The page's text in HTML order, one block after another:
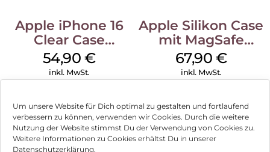
Um unsere Website für Dich optimal zu gestalten und fortlaufend
verbessern zu können, verwenden wir Cookies. Durch die weitere
Nutzung der Website stimmst Du der Verwendung von Cookies zu.
Weitere Informationen zu Cookies erhältst Du in unserer
Datenschutzerklärung.
Apple iPhone 16
Clear Case
MagSafe
Transparent
54,90 €
inkl. MwSt.
Apple Silikon Case
mit MagSafe
iPhone 14 Pro
(PRODUCT)RED
67,90 €
inkl. MwSt.
Impressum